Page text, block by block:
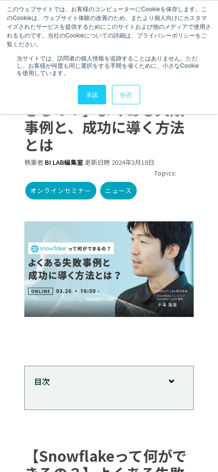
このウェブサイトでは、お客様のコンピューターにCookieを保存します。こ
のCookieは、ウェブサイト体験の改善のため、またより個人向けにカスタマ
イズされたサービスを提供するためにこのサイトおよび他のメディアで使用さ
れるものです。当社のCookieについての詳細は、プライバシーポリシーをご
覧ください。
当サイトでは、訪問者の個人情報を追跡することはありません。ただ
し、お客様が何度も同じ選択をする手間を省くために、小さなCookie
を使用しています。
承認 拒否
お問い合わせ
1 分で読むことができます
セミナーを開催します！
【Snowflakeって何がで
きるの？】よくある失敗
事例と、成功に導く方法
とは
執筆者 BI LAB編集室更新日時 2024年3月18日
Topics:
オンラインセミナー ニュース
目次
セミナーについて
概要
【Snowflakeって何がで